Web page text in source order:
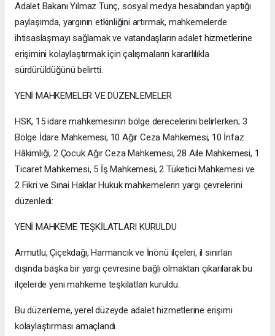
Adalet Bakanı Yılmaz Tunç, sosyal medya hesabından yaptığı
paylaşımda, yargının etkinliğini artırmak, mahkemelerde
ihtisaslaşmayı sağlamak ve vatandaşların adalet hizmetlerine
erişimini kolaylaştırmak için çalışmaların kararlılıkla
sürdürüldüğünü belirtti.
YENİ MAHKEMELER VE DÜZENLEMELER
HSK, 15 idare mahkemesinin bölge derecelerini belirlerken; 3
Bölge İdare Mahkemesi, 10 Ağır Ceza Mahkemesi, 10 İnfaz
Hâkimliği, 2 Çocuk Ağır Ceza Mahkemesi, 28 Aile Mahkemesi, 1
Ticaret Mahkemesi, 5 İş Mahkemesi, 2 Tüketici Mahkemesi ve
2 Fikri ve Sınai Haklar Hukuk mahkemelerin yargı çevrelerini
düzenledi:
YENİ MAHKEME TEŞKİLATLARI KURULDU
Armutlu, Çiçekdağı, Harmancık ve İnönü ilçeleri, il sınırları
dışında başka bir yargı çevresine bağlı olmaktan çıkarılarak bu
ilçelerde yeni mahkeme teşkilatları kuruldu.
Bu düzenleme, yerel düzeyde adalet hizmetlerine erişimi
kolaylaştırması amaçlandı.